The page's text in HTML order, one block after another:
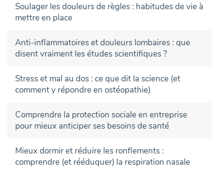
Soulager les douleurs de règles : habitudes de vie à
mettre en place
Anti-inflammatoires et douleurs lombaires : que
disent vraiment les études scientifiques ?
Stress et mal au dos : ce que dit la science (et
comment y répondre en ostéopathie)
Comprendre la protection sociale en entreprise
pour mieux anticiper ses besoins de santé
Mieux dormir et réduire les ronflements :
comprendre (et rééduquer) la respiration nasale